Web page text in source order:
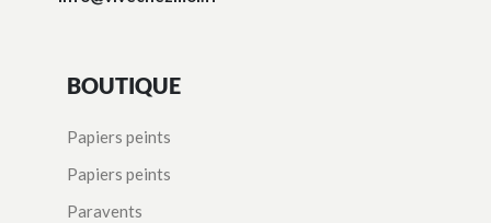
BOUTIQUE
Papiers peints
Papiers peints
Paravents